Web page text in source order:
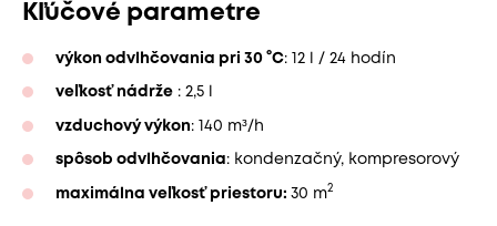
Kľúčové parametre
výkon odvlhčovania pri 30 °C: 12 l / 24 hodín
veľkosť nádrže : 2,5 l
vzduchový výkon: 140 m³/h
spôsob odvlhčovania: kondenzačný, kompresorový
maximálna veľkosť priestoru: 30 m2